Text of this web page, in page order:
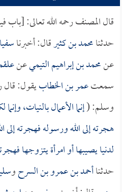
قال المصنف رحمه الله تعالى: [باب
حدثنامحمد بن كثيرقال: أخبرنا
عنمحمد بن إبراهيم التيميعن
سمعتعمر بن الخطابيقول: قال
وسلم: (إنما الأعمال بالنيات،
هجرته إلى الله ورسوله فهجرته
لدنيا يصيبها أو امرأة يتزوجها
حدثناأحمد بن عمرو بن السرحو